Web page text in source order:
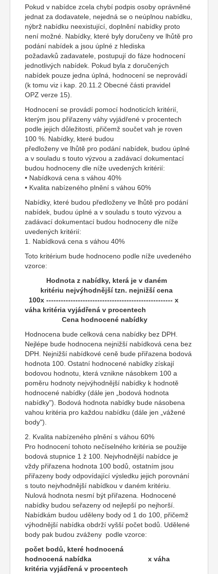
Pokud v nabídce zcela chybí podpis osoby oprávněné
jednat za dodavatele, nejedná se o neúplnou nabídku,
nýbrž nabídku neexistující, doplnění nabídky proto
není možné. Nabídky, které byly doručeny ve lhůtě pro
podání nabídek a jsou úplné z hlediska
požadavků zadavatele, postupují do fáze hodnocení
jednotlivých nabídek. Pokud byla z doručených
nabídek pouze jedna úplná, hodnocení se neprovádí
(k tomu viz i kap. 20.11.2 Obecné části pravidel
OPZ verze 15).
Hodnocení se provádí pomocí hodnoticích kritérií,
kterým jsou přiřazeny váhy vyjádřené v procentech
podle jejich důležitosti, přičemž součet vah je roven
100 %. Nabídky, které budou
předloženy ve lhůtě pro podání nabídek, budou úplné
a v souladu s touto výzvou a zadávací dokumentací
budou hodnoceny dle níže uvedených kritérií:
• Nabídková cena s váhou 40%
• Kvalita nabízeného plnění s váhou 60%
Nabídky, které budou předloženy ve lhůtě pro podání
nabídek, budou úplné a v souladu s touto výzvou a
zadávací dokumentací budou hodnoceny dle níže
uvedených kritérií:
1. Nabídková cena s váhou 40%
Toto kritérium bude hodnoceno podle níže uvedeného
vzorce:
Hodnota z nabídky, která je v daném
kritériu nejvýhodnější tzn. nejnižší cena
100x ---------------------------------------------------- x
váha kritéria vyjádřená v procentech
Cena hodnocené nabídky
Hodnocena bude celková cena nabídky bez DPH.
Nejlépe bude hodnocena nejnižší nabídková cena bez
DPH. Nejnižší nabídkové ceně bude přiřazena bodová
hodnota 100. Ostatní hodnocené nabídky získají
bodovou hodnotu, která vznikne násobkem 100 a
poměru hodnoty nejvýhodnější nabídky k hodnotě
hodnocené nabídky (dále jen „bodová hodnota
nabídky"). Bodová hodnota nabídky bude násobena
vahou kritéria pro každou nabídku (dále jen „vážené
body").
2. Kvalita nabízeného plnění s váhou 60%
Pro hodnocení tohoto nečíselného kritéria se použije
bodová stupnice 1 ž 100. Nejvhodnější nabídce je
vždy přiřazena hodnota 100 bodů, ostatním jsou
přiřazeny body odpovídající výsledku jejich porovnání
s touto nejvhodnější nabídkou v daném kritériu.
Nulová hodnota nesmí být přiřazena. Hodnocené
nabídky budou seřazeny od nejlepší po nejhorší.
Nabídkám budou uděleny body od 1 do 100, přičemž
výhodnější nabídka obdrží vyšší počet bodů. Udělené
body pak budou zváženy podle vzorce:
počet bodů, které hodnocená
hodnocená nabídka x váha
kritéria vyjádřená v procentech